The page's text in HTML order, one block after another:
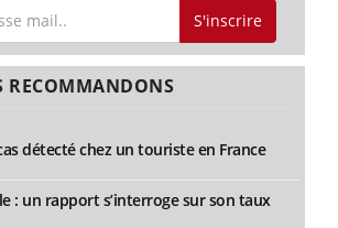
S'inscrire
RECOMMANDONS
détecté chez un touriste en France
: un rapport s’interroge sur son taux